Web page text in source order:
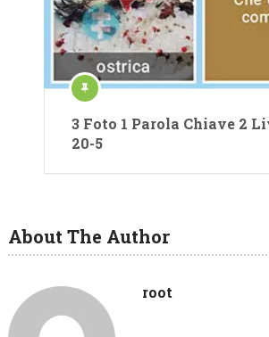
3 Foto 1 Parola Chiave 2
20-5
About The Author
root